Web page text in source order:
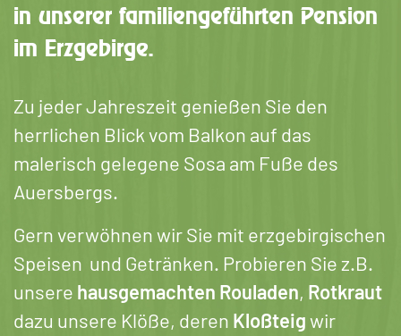
in unserer familiengeführten Pension
im Erzgebirge.
Zu jeder Jahreszeit genießen Sie den
herrlichen Blick vom Balkon auf das
malerisch gelegene Sosa am Fuße des
Auersbergs.
Gern verwöhnen wir Sie mit erzgebirgischen
Speisen und Getränken. Probieren Sie z.B.
unsere hausgemachten Rouladen, Rotkraut
dazu unsere Klöße, deren Kloßteigwir